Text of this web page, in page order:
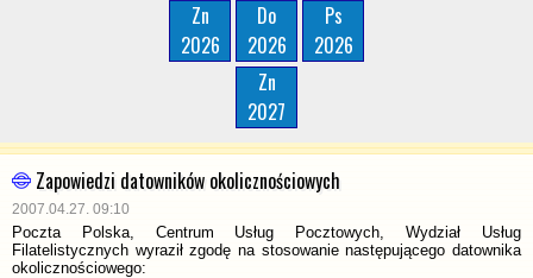
Zn
2026
Do
2026
Ps
2026
Zn
2027
Zapowiedzi datowników okolicznościowych
2007.04.27. 09:10
Poczta Polska, Centrum Usług Pocztowych, Wydział Usług
Filatelistycznych wyraził zgodę na stosowanie następującego datownika
okolicznościowego: